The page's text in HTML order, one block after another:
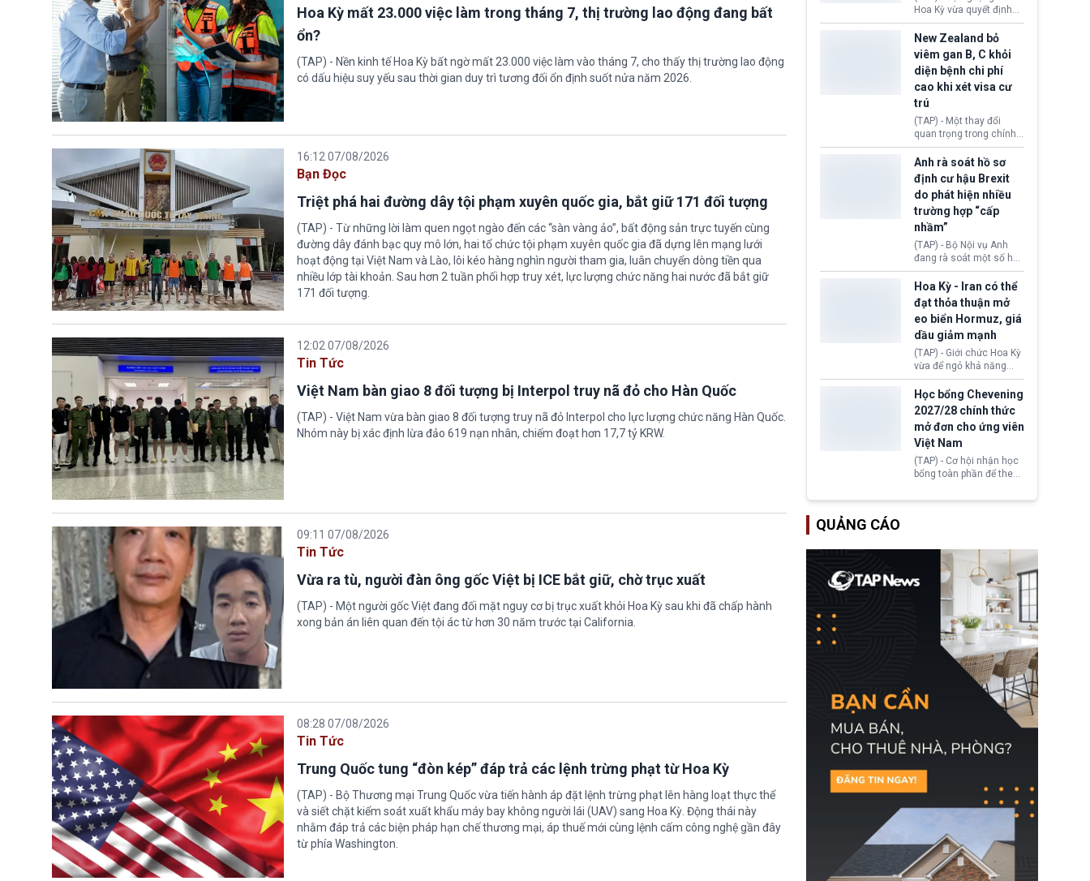
Hoa Kỳ mất 23.000 việc làm trong tháng 7, thị trường lao động đang bất
ổn?
(TAP) - Nền kinh tế Hoa Kỳ bất ngờ mất 23.000 việc làm vào tháng 7, cho thấy thị trường lao động
có dấu hiệu suy yếu sau thời gian duy trì tương đối ổn định suốt nửa năm 2026.
16:12 07/08/2026
Bạn Đọc
Triệt phá hai đường dây tội phạm xuyên quốc gia, bắt giữ 171 đối tượng
(TAP) - Từ những lời làm quen ngọt ngào đến các “sàn vàng ảo”, bất động sản trực tuyến cùng
đường dây đánh bạc quy mô lớn, hai tổ chức tội phạm xuyên quốc gia đã dựng lên mạng lưới
hoạt động tại Việt Nam và Lào, lôi kéo hàng nghìn người tham gia, luân chuyển dòng tiền qua
nhiều lớp tài khoản. Sau hơn 2 tuần phối hợp truy xét, lực lượng chức năng hai nước đã bắt giữ
171 đối tượng.
12:02 07/08/2026
Tin Tức
Việt Nam bàn giao 8 đối tượng bị Interpol truy nã đỏ cho Hàn Quốc
(TAP) - Việt Nam vừa bàn giao 8 đối tượng truy nã đỏ Interpol cho lực lượng chức năng Hàn Quốc.
Nhóm này bị xác định lừa đảo 619 nạn nhân, chiếm đoạt hơn 17,7 tỷ KRW.
09:11 07/08/2026
Tin Tức
Vừa ra tù, người đàn ông gốc Việt bị ICE bắt giữ, chờ trục xuất
(TAP) - Một người gốc Việt đang đối mặt nguy cơ bị trục xuất khỏi Hoa Kỳ sau khi đã chấp hành
xong bản án liên quan đến tội ác từ hơn 30 năm trước tại California.
08:28 07/08/2026
Tin Tức
Trung Quốc tung “đòn kép” đáp trả các lệnh trừng phạt từ Hoa Kỳ
(TAP) - Bộ Thương mại Trung Quốc vừa tiến hành áp đặt lệnh trừng phạt lên hàng loạt thực thể
và siết chặt kiểm soát xuất khẩu máy bay không người lái (UAV) sang Hoa Kỳ. Động thái này
nhằm đáp trả các biện pháp hạn chế thương mại, áp thuế mới cùng lệnh cấm công nghệ gần đây
từ phía Washington.
diễn ra sau phán quyết
hồi tháng 2 bởi Tòa án
Tối cao Hoa Kỳ
(SCOTUS) khi tuyên bố,
việc áp thuế diện rộng là
hoàn toàn bất hợp pháp.
Hoa Kỳ vừa quyết định
thu hồi thị thực (visa)
của bà Maria Luiza
Ribeiro Viotti - Đại sứ
Brazil tại Washington.
Động thái trên diễn ra
trong bối cảnh tranh
chấp ngoại giao giữa
chính quyền Tổng thống
Donald Trump và chính
phủ cánh tả Tổng thống
da Silva đang leo thang
gay gắt.
New Zealand bỏ
viêm gan B, C khỏi
diện bệnh chi phí
cao khi xét visa cư
trú
(TAP) - Một thay đổi
quan trọng trong chính
sách nhập cư của New
Zealand đang mở ra
thêm cơ hội cho nhiều
người muốn định cư. Từ
nay, người mắc viêm
gan B hoặc viêm gan C
sẽ không còn bị mặc
định không đáp ứng tiêu
chuẩn sức khỏe chỉ vì
chi phí điều trị khi nộp hồ
Anh rà soát hồ sơ
định cư hậu Brexit
do phát hiện nhiều
trường hợp “cấp
nhầm”
(TAP) - Bộ Nội vụ Anh
đang rà soát một số hồ
sơ thuộc Chương trình
Định cư EU (EU
Settlement Scheme -
EUSS) sau khi xác định
có trường hợp được cấp
quy chế cư trú hậu
Brexit “do nhầm lẫn”.
Động thái này làm dấy
lên lo ngại về việc thực
thi Thỏa thuận Rút khỏi
Liên minh châu Âu
(Withdrawal
Agreement).
Hoa Kỳ - Iran có thể
đạt thỏa thuận mở
eo biển Hormuz, giá
dầu giảm mạnh
(TAP) - Giới chức Hoa Kỳ
vừa để ngỏ khả năng
sớm đạt thỏa thuận với
Iran nhằm mở lại eo biển
Hormuz, mở đường cho
việc khôi phục hoạt
động hàng hải. Những
tín hiệu ngoại giao tích
cực này lập tức tác động
đến thị trường năng
lượng, kéo giá dầu thế
Học bổng Chevening
2027/28 chính thức
mở đơn cho ứng viên
Việt Nam
(TAP) - Cơ hội nhận học
bổng toàn phần để theo
tại Vương quốc Anh đã
Anh vừa mở cổng ứng
tuyển dành riêng ứng
viên Việt Nam, hỗ trợ
toàn bộ chi phí học tập
cùng nhiều quyền lợi
trong suốt một năm
QUẢNG CÁO